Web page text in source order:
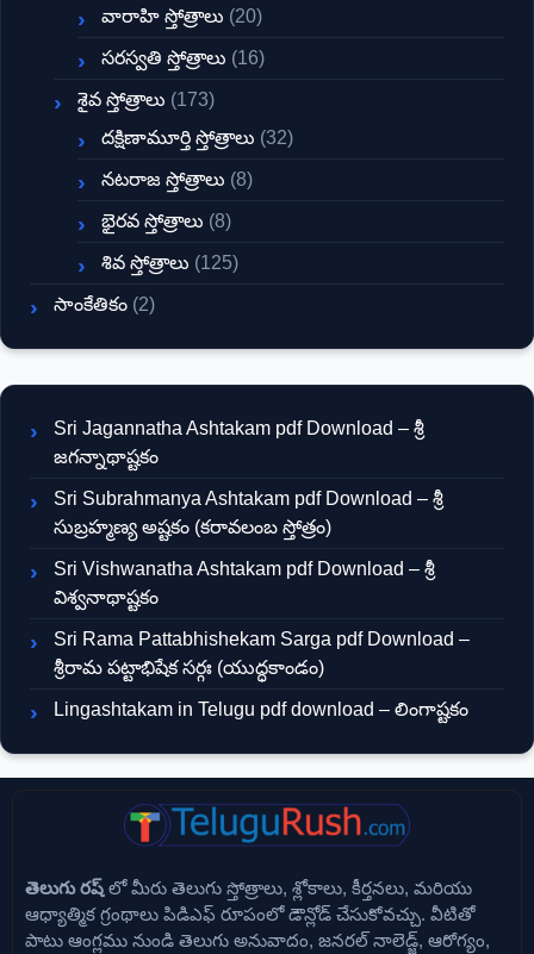
వారాహి స్తోత్రాలు (20)
సరస్వతి స్తోత్రాలు (16)
శైవ స్తోత్రాలు (173)
దక్షిణామూర్తి స్తోత్రాలు (32)
నటరాజ స్తోత్రాలు (8)
భైరవ స్తోత్రాలు (8)
శివ స్తోత్రాలు (125)
సాంకేతికం (2)
Sri Jagannatha Ashtakam pdf Download – శ్రీ
జగన్నాథాష్టకం
Sri Subrahmanya Ashtakam pdf Download – శ్రీ
సుబ్రహ్మణ్య అష్టకం (కరావలంబ స్తోత్రం)
Sri Vishwanatha Ashtakam pdf Download – శ్రీ
విశ్వనాథాష్టకం
Sri Rama Pattabhishekam Sarga pdf Download –
శ్రీరామ పట్టాభిషేక సర్గః (యుద్ధకాండం)
Lingashtakam in Telugu pdf download – లింగాష్టకం
తెలుగు రష్ లో మీరు తెలుగు స్తోత్రాలు, శ్లోకాలు, కీర్తనలు, మరియు
ఆధ్యాత్మిక గ్రంథాలు పిడిఎఫ్ రూపంలో డౌన్లోడ్ చేసుకోవచ్చు. వీటితో
పాటు ఆంగ్లము నుండి తెలుగు అనువాదం, జనరల్ నాలెడ్జ్, ఆరోగ్యం,